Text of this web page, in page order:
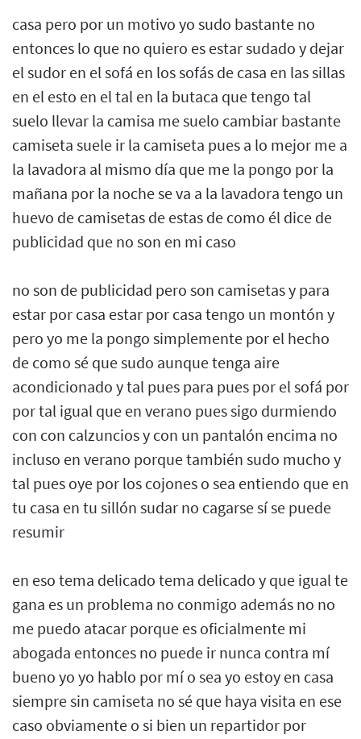
casa pero por un motivo yo sudo bastante no
entonces lo que no quiero es estar sudado y dejar
el sudor en el sofá en los sofás de casa en las sillas
en el esto en el tal en la butaca que tengo tal
suelo llevar la camisa me suelo cambiar bastante
camiseta suele ir la camiseta pues a lo mejor me a
la lavadora al mismo día que me la pongo por la
mañana por la noche se va a la lavadora tengo un
huevo de camisetas de estas de como él dice de
publicidad que no son en mi caso
no son de publicidad pero son camisetas y para
estar por casa estar por casa tengo un montón y
pero yo me la pongo simplemente por el hecho
de como sé que sudo aunque tenga aire
acondicionado y tal pues para pues por el sofá por
por tal igual que en verano pues sigo durmiendo
con con calzuncios y con un pantalón encima no
incluso en verano porque también sudo mucho y
tal pues oye por los cojones o sea entiendo que en
tu casa en tu sillón sudar no cagarse sí se puede
resumir
en eso tema delicado tema delicado y que igual te
gana es un problema no conmigo además no no
me puedo atacar porque es oficialmente mi
abogada entonces no puede ir nunca contra mí
bueno yo yo hablo por mí o sea yo estoy en casa
siempre sin camiseta no sé que haya visita en ese
caso obviamente o si bien un repartidor por